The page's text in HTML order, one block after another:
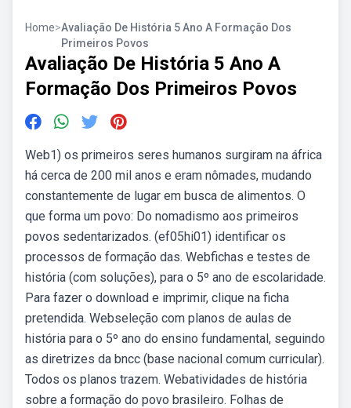
Home>Avaliação De História 5 Ano A Formação Dos
Primeiros Povos
Avaliação De História 5 Ano A
Formação Dos Primeiros Povos
Web1) os primeiros seres humanos surgiram na áfrica
há cerca de 200 mil anos e eram nômades, mudando
constantemente de lugar em busca de alimentos. O
que forma um povo: Do nomadismo aos primeiros
povos sedentarizados. (ef05hi01) identificar os
processos de formação das. Webfichas e testes de
história (com soluções), para o 5º ano de escolaridade.
Para fazer o download e imprimir, clique na ficha
pretendida. Webseleção com planos de aulas de
história para o 5º ano do ensino fundamental, seguindo
as diretrizes da bncc (base nacional comum curricular).
Todos os planos trazem. Webatividades de história
sobre a formação do povo brasileiro. Folhas de